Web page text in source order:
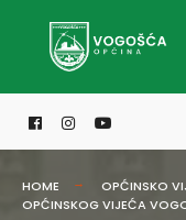
HOME OPĆINSKO
OPĆINSKOG VIJEĆA
for: